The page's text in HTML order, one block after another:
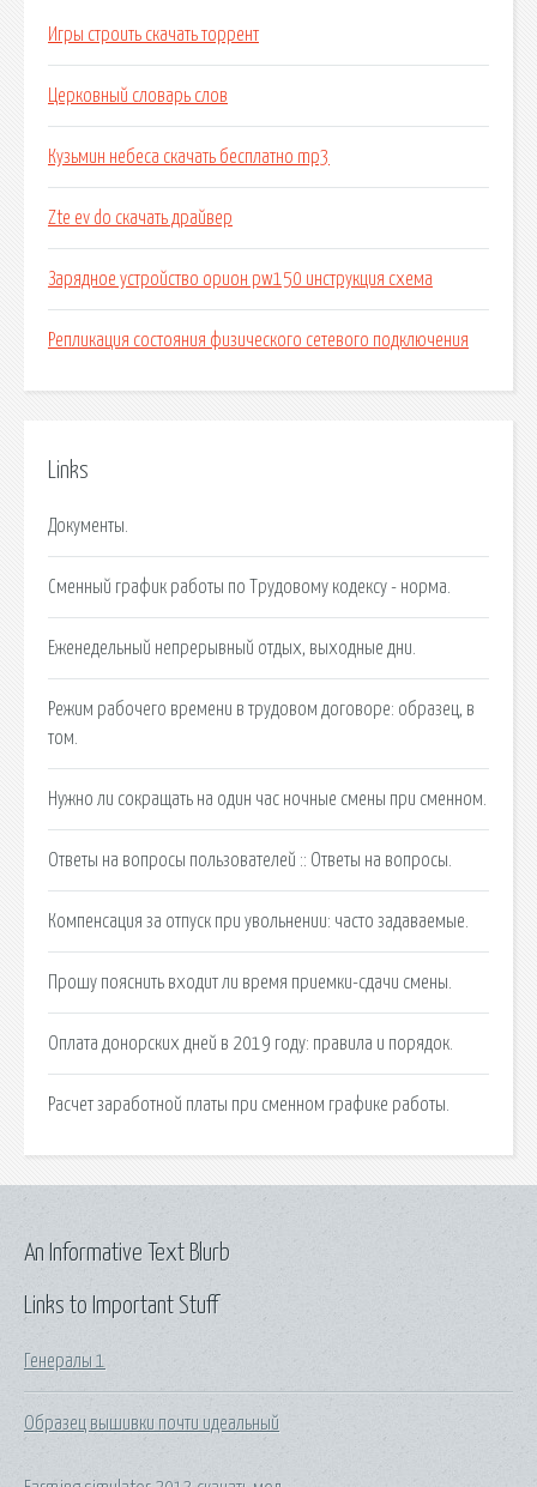
Игры строить скачать торрент
Церковный словарь слов
Кузьмин небеса скачать бесплатно mp3
Zte ev do скачать драйвер
Зарядное устройство орион pw150 инструкция схема
Репликация состояния физического сетевого подключения
Links
Документы.
Сменный график работы по Трудовому кодексу - норма.
Еженедельный непрерывный отдых, выходные дни.
Режим рабочего времени в трудовом договоре: образец, в
том.
Нужно ли сокращать на один час ночные смены при сменном.
Ответы на вопросы пользователей :: Ответы на вопросы.
Компенсация за отпуск при увольнении: часто задаваемые.
Прошу пояснить входит ли время приемки-сдачи смены.
Оплата донорских дней в 2019 году: правила и порядок.
Расчет заработной платы при сменном графике работы.
Links to Important Stuff
Генералы 1
Образец вышивки почти идеальный
An Informative Text Blurb